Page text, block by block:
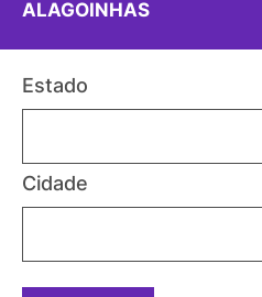
ALAGOINHAS
Estado
Cidade